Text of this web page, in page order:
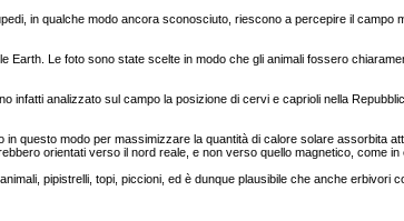
in qualche modo ancora sconosciuto, riescono a percepire il
Le foto sono state scelte in modo che gli animali fossero
infatti analizzato sul campo la posizione di cervi e caprioli nella
questo modo per massimizzare la quantità di calore solare assorbita
orientati verso il nord reale, e non verso quello magnetico, come
pipistrelli, topi, piccioni, ed è dunque plausibile che anche